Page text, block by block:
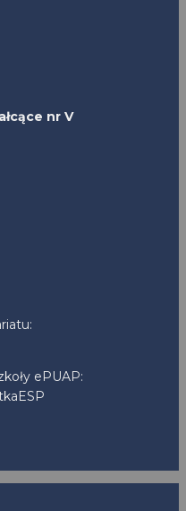
nr V
ePUAP: